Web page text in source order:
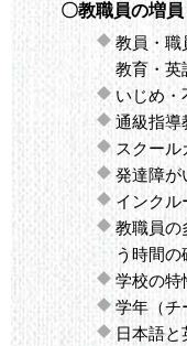
〇教職員の増
教員・職
教育・英
いじめ・
通級指導
スクール
発達障が
インクル
教職員の
う時間の
学校の特
学年（チ
日本語